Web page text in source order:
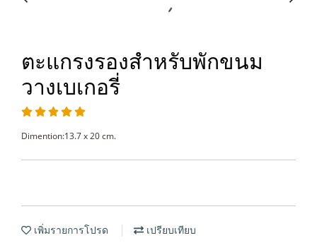
ตะแกรงรองสำหรับพักขนม
วางเบเกอรี่
Dimention:13.7 x 20 cm.
เพิ่มรายการโปรด เปรียบเทียบ